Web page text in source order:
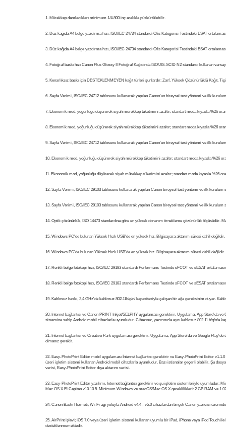
Mürekkep damlacıkları minimum 1/4.800 inç aralıkla püskürtülebilir.
Düz kağıda A4 belge yazdırma hızı, ISO/IEC 24734 standardı Ofis Kategorisi Testindeki ESAT
Düz kağıda A4 belge yazdırma hızı, ISO/IEC 24734 standardı Ofis Kategorisi Testindeki ESAT
Fotoğraf baskı hızı Canon Plus Glossy II Fotoğraf Kağıdında ISO/JIS-SCID N2 standardı kullanan
Kenarlıksız baskı için DESTEKLENMEYEN kağıt türleri şunlardır: Zarf, Yüksek Çözünürlüklü Kağıt,
Sayfa Verimi, ISO/IEC 24712 tablosunu kullanarak yapılan Canon'un bireysel test yöntemi ve ilk
Ekonomik mod, yoğunluğu düşürerek siyah mürekkep tüketimini azaltır; standart moda kıyasla %26
Ekonomik mod, yoğunluğu düşürerek siyah mürekkep tüketimini azaltır; standart moda kıyasla %26
Sayfa Verimi, ISO/IEC 24712 tablosunu kullanarak yapılan Canon'un bireysel test yöntemi ve ilk
Ekonomik mod, yoğunluğu düşürerek siyah mürekkep tüketimini azaltır; standart moda kıyasla %26
Ekonomik mod, yoğunluğu düşürerek siyah mürekkep tüketimini azaltır; standart moda kıyasla %26
Sayfa Verimi, ISO/IEC 29103 tablosunu kullanarak yapılan Canon bireysel test yöntemi ve ilk kurulum
Sayfa Verimi, ISO/IEC 29103 tablosunu kullanarak yapılan Canon bireysel test yöntemi ve ilk kurulum
Optik çözünürlük, ISO 14473 standardına göre en yüksek donanım örnekleme çözünürlük ölçüsüdür.
Windows PC'de bulunan Yüksek Hızlı USB'de en yüksek hız. Bilgisayara aktarım süresi dahil değildir.
Windows PC'de bulunan Yüksek Hızlı USB'de en yüksek hız. Bilgisayara aktarım süresi dahil değildir.
Renkli belge fotokopi hızı, ISO/IEC 29183 standardı Performans Testinde sFCOT ve sESAT
Renkli belge fotokopi hızı, ISO/IEC 29183 standardı Performans Testinde sFCOT ve sESAT
Kablosuz baskı, 2,4 GHz'de kablosuz 802.11b/g/n/ kapasitesiyle çalışan bir ağa gereksinim duyar.
İnternet bağlantısı ve Canon PRINT Inkjet/SELPHY uygulaması gerektirir. Uygulama, App
sistemine sahip Android mobil cihazlarla uyumludur. Cihazınız, yazıcınızla aynı kablosuz 802.11 b/g/n/
İnternet bağlantısı ve Creative Park uygulaması gerektirir. Uygulama, App Store'da ve Google
olmanız gerekir.
Easy-PhotoPrint Editor mobil uygulaması İnternet bağlantısı gerektirir ve Easy-PhotoPrint Editor
üzeri işletim sistemi kullanan Android mobil cihazlarla uyumludur. Bazı istisnalar geçerli olabilir. Şu
verisi, Easy-PhotoPrint Editor dışa aktarım verisi.
Easy-PhotoPrint Editor yazılımı, İnternet bağlantısı gerektirir ve şu işletim sistemleriyle
Mac OS X El Capitan v10.10.5. Minimum Windows ve macOS/Mac OS X gereklilikleri: 2 GB RAM ve
Canon Baskı Hizmeti, Wi-Fi ağı yoluyla Android v4.4 - v5.0 cihazlardan birçok Canon yazıcısı
AirPrint işlevi; iOS 7.0 veya üzeri işletim sistemi kullanan uyumlu bir iPad, iPhone veya iPod Touch ile
desteklenmemektedir.